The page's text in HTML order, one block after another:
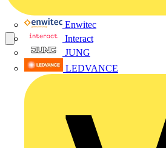
Enwitec
Interact
JUNG
LEDVANCE